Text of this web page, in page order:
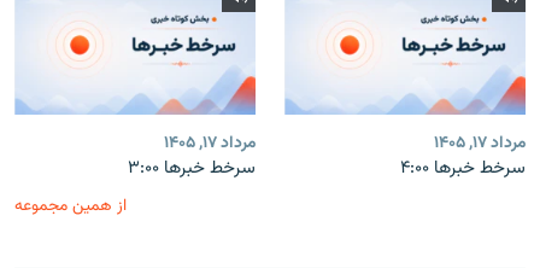
مرداد ۱۷, ۱۴۰۵
سرخط خبرها ۴:۰۰
مرداد ۱۷, ۱۴۰۵
سرخط خبرها ۳:۰۰
از همین مجموعه